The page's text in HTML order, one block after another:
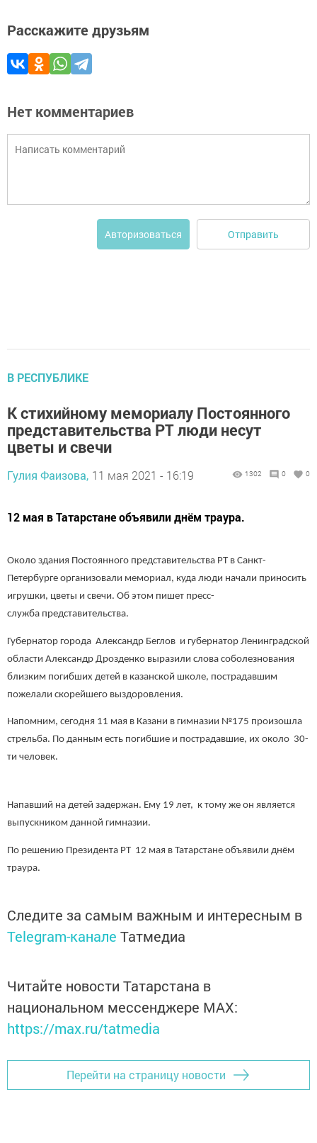
Расскажите друзьям
Нет комментариев
Авторизоваться Отправить
В РЕСПУБЛИКЕ
К стихийному мемориалу Постоянного
представительства РТ люди несут
цветы и свечи
Гулия Фаизова, 11 мая 2021 - 16:19 1302 0 0
12 мая в Татарстане объявили днём траура.
Около здания Постоянного представительства РТ в Санкт-
Петербурге организовали мемориал, куда люди начали приносить
игрушки, цветы и свечи. Об этом пишет пресс-
служба представительства.
Губернатор города Александр Беглов и губернатор Ленинградской
области Александр Дрозденко выразили слова соболезнования
близким погибших детей в казанской школе, пострадавшим
пожелали скорейшего выздоровления.
Напомним, сегодня 11 мая в Казани в гимназии №175 произошла
стрельба. По данным есть погибшие и пострадавшие, их около 30-
ти человек.
Напавший на детей задержан. Ему 19 лет, к тому же он является
выпускником данной гимназии.
По решению Президента РТ 12 мая в Татарстане объявили днём
траура.
Следите за самым важным и интересным в
Telegram-канале Татмедиа
Читайте новости Татарстана в
национальном мессенджере MАХ:
https://max.ru/tatmedia
Перейти на страницу новости